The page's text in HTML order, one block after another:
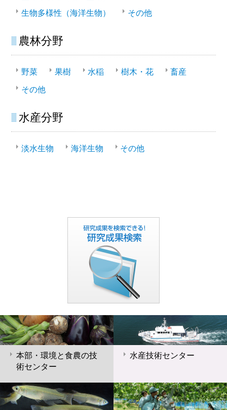
生物多様性（海洋生物） その他
農林分野
野菜 果樹 水稲 樹木・花 畜産
その他
水産分野
淡水生物 海洋生物 その他
本部・環境と食農の技
術センター
水産技術センター